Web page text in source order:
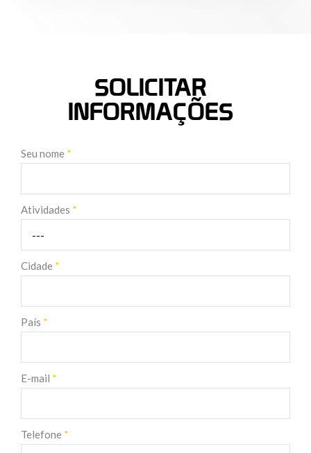
SOLICITAR
INFORMAÇÕES
Seu nome *
Atividades *
Cidade *
País *
E-mail *
Telefone *